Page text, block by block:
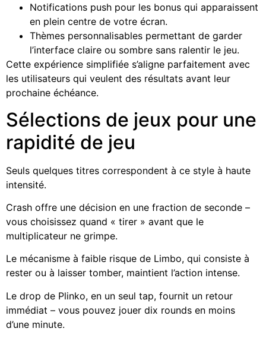
Notifications push pour les bonus qui apparaissent
en plein centre de votre écran.
Thèmes personnalisables permettant de garder
l’interface claire ou sombre sans ralentir le jeu.
Cette expérience simplifiée s’aligne parfaitement avec
les utilisateurs qui veulent des résultats avant leur
prochaine échéance.
Sélections de jeux pour une
rapidité de jeu
Seuls quelques titres correspondent à ce style à haute
intensité.
Crash offre une décision en une fraction de seconde –
vous choisissez quand « tirer » avant que le
multiplicateur ne grimpe.
Le mécanisme à faible risque de Limbo, qui consiste à
rester ou à laisser tomber, maintient l’action intense.
Le drop de Plinko, en un seul tap, fournit un retour
immédiat – vous pouvez jouer dix rounds en moins
d’une minute.